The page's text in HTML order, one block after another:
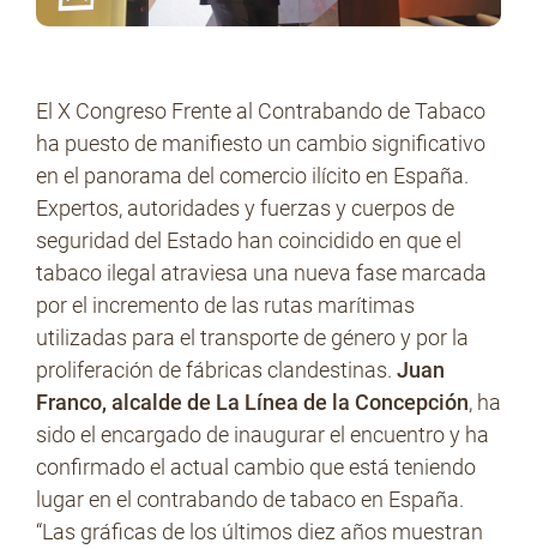
El X Congreso Frente al Contrabando de Tabaco
ha puesto de manifiesto un cambio significativo
en el panorama del comercio ilícito en España.
Expertos, autoridades y fuerzas y cuerpos de
seguridad del Estado han coincidido en que el
tabaco ilegal atraviesa una nueva fase marcada
por el incremento de las rutas marítimas
utilizadas para el transporte de género y por la
proliferación de fábricas clandestinas. Juan
Franco, alcalde de La Línea de la Concepción, ha
sido el encargado de inaugurar el encuentro y ha
confirmado el actual cambio que está teniendo
lugar en el contrabando de tabaco en España.
“Las gráficas de los últimos diez años muestran